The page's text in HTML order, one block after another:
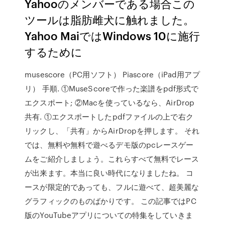
Yahooのメンバーである場合この
ツールは脂肪雌犬に触れました。
Yahoo MaiではWindows 10に施行
するために
musescore（PC用ソフト） Piascore（iPad用アプ
リ） 手順. ①MuseScoreで作った楽譜をpdf形式で
エクスポート; ②Macを使っているなら、AirDrop
共有. ①エクスポートしたpdfファイルの上で右ク
リックし、「共有」からAirDropを押します。 それ
では、無料や無料で遊べるデモ版のpcレースゲー
ムをご紹介しましょう。これらすべて無料でレース
が出来ます。本当に良い時代になりましたね。 コ
ースが限定的であっても、フルに遊べて、超美麗な
グラフィックのものばかりです。 この記事ではPC
版のYouTubeアプリについての特集をしていきま